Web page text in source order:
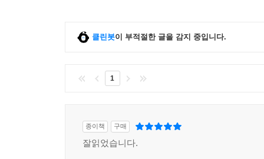
매슬로가 제안한 최고 단계의 욕구 ‘자아 실현의
맨 처음에 환기했던 소크라테스의 일갈로 돌아가
아니다. 내가 나 자신에 대해 얼마나 알고 있으며
인종차별이나 폭력도 실제 피해자들이 문제를 일
구조적 속성이기도 하다.
클린봇이 부적절한 글을 감지 중입니다.
1
종이책 구매
잘읽었습니다.